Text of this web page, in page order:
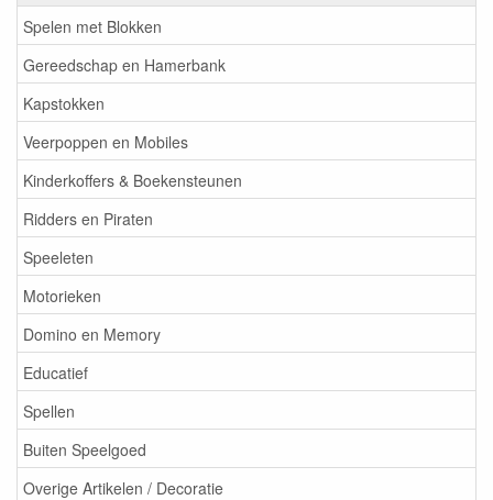
Spelen met Blokken
Gereedschap en Hamerbank
Kapstokken
Veerpoppen en Mobiles
Kinderkoffers & Boekensteunen
Ridders en Piraten
Speeleten
Motorieken
Domino en Memory
Educatief
Spellen
Buiten Speelgoed
Overige Artikelen / Decoratie